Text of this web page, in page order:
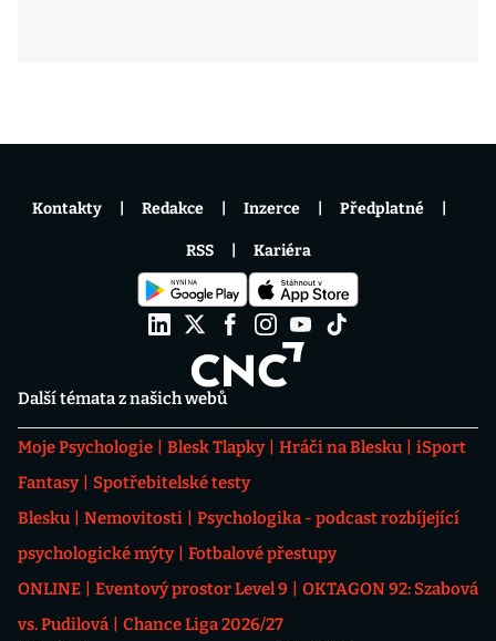
Další témata z našich webů
Moje Psychologie Blesk Tlapky Hráči na Blesku
iSport
Fantasy
Spotřebitelské testy
Blesku
Nemovitosti
Psychologika - podcast rozbíjející
psychologické mýty
Fotbalové přestupy
ONLINE
Eventový prostor Level 9
OKTAGON 92: Szabová
vs. Pudilová
Chance Liga 2026/27
Kontakty Redakce Inzerce Předplatné
RSS Kariéra